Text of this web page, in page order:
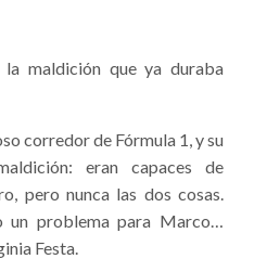
la maldición que ya duraba
corredor de Fórmula 1, y su
eran capaces de
pero nunca las dos cosas.
un problema para Marco…
Festa.